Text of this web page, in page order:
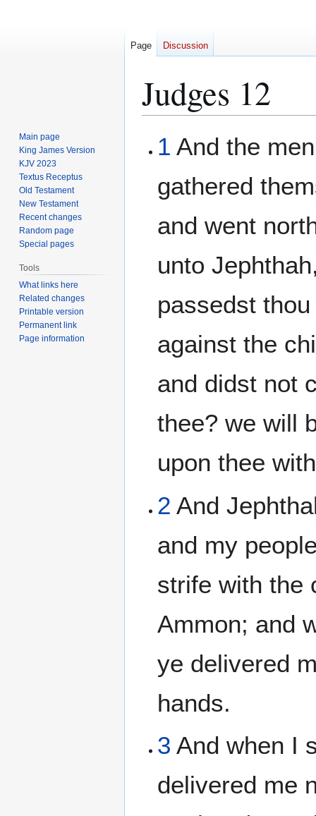
Judges 12
toto
1 And the
gathered
and went
unto
passedst
against the
and didst not
thee? we will
upon thee
2 And
and my
strife with the
Ammon; and
ye delivered
hands.
3 And when I
delivered me
Page Discussion
Main page
King James Version
KJV 2023
Textus Receptus
Old Testament
New Testament
Recent changes
Random page
Special pages
Tools
What links here
Related changes
Printable version
Permanent link
Page information